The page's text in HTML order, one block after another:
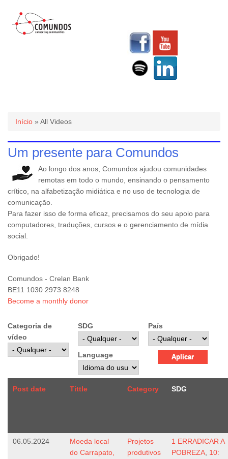
Você está aqui
Início » All Videos
Um presente para Comundos
Ao longo dos anos, Comundos ajudou comunidades
remotas em todo o mundo, ensinando o pensamento
crítico, na alfabetização midiática e no uso de tecnologia de
comunicação.
Para fazer isso de forma eficaz, precisamos do seu apoio para
computadores, traduções, cursos e o gerenciamento de mídia
social.
Obrigado!
Comundos - Crelan Bank
BE11 1030 2973 8248
Become a monthly donor
Categoria de
vídeo
SDG País
Language
Post date Tittle Category SDG
06.05.2024
Moeda local
do Carrapato,
Projetos
produtivos
1 ERRADICAR A
POBREZA 10: